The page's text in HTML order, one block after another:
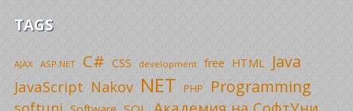
TAGS
AJAX ASP.NET C# CSS development free HTML Java
JavaScript Nakov NET PHP Programming